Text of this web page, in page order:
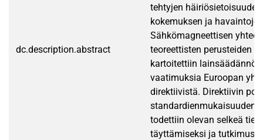
dc.description.abstract
tehtyjen
kokemuksen ja
Sähkömagneettisen
teoreettisten perusteiden
kartoitettiin
vaatimuksia Euroopan
direktiivistä. Direktiivin
standardienmukaisuuden
todettiin olevan selkeä tie
täyttämiseksi ja tutkimus